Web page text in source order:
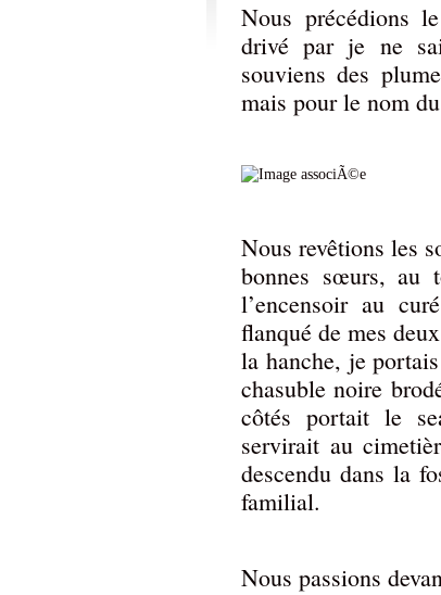
Nous précédions
drivé par je ne
souviens des
mais pour le nom
Nous revêtions les
bonnes sœurs, au
l’encensoir au
flanqué de mes
la hanche, je
chasuble noire
côtés portait le
servirait au
descendu dans la
familial.
Nous passions